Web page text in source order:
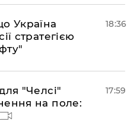
Україна
стратегією
18:36
"Челсі"
на поле:
17:59